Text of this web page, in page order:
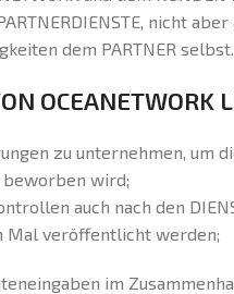
nicht
dem PARTNER selbst.
OCEANETWORK
zu unternehmen, um
wird;
auch nach den
Mal veröffentlicht werden;
im